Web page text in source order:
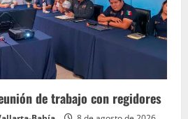
de trabajo con regidores